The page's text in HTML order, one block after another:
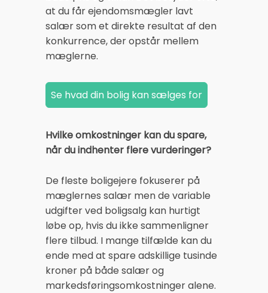
at du får ejendomsmægler lavt
salær som et direkte resultat af den
konkurrence, der opstår mellem
mæglerne.
Hvilke omkostninger kan du spare,
når du indhenter flere vurderinger?
De fleste boligejere fokuserer på
mæglernes salær men de variable
udgifter ved boligsalg kan hurtigt
løbe op, hvis du ikke sammenligner
flere tilbud. I mange tilfælde kan du
ende med at spare adskillige tusinde
kroner på både salær og
markedsføringsomkostninger alene.